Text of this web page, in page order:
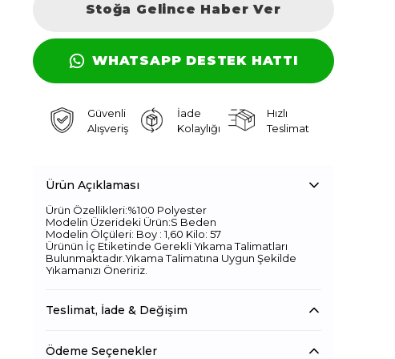
Stoğa Gelince Haber Ver
WHATSAPP DESTEK HATTI
Güvenli
Alışveriş
İade
Kolaylığı
Hızlı
Teslimat
Ürün Açıklaması
Ürün Özellikleri:%100 Polyester
Modelin Üzerideki Ürün:S Beden
Modelin Ölçüleri: Boy : 1,60 Kilo: 57
Ürünün İç Etiketinde Gerekli Yıkama Talimatları
Bulunmaktadır.Yıkama Talimatına Uygun Şekilde
Yıkamanızı Öneririz.
Teslimat, İade & Değişim
Ödeme Seçenekler